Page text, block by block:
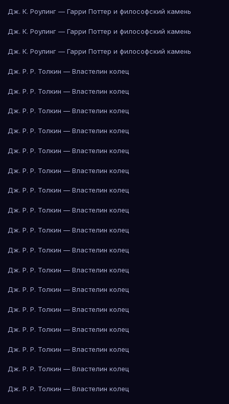
Дж. К. Роулинг — Гарри Поттер и философский камень
Дж. К. Роулинг — Гарри Поттер и философский камень
Дж. К. Роулинг — Гарри Поттер и философский камень
Дж. Р. Р. Толкин — Властелин колец
Дж. Р. Р. Толкин — Властелин колец
Дж. Р. Р. Толкин — Властелин колец
Дж. Р. Р. Толкин — Властелин колец
Дж. Р. Р. Толкин — Властелин колец
Дж. Р. Р. Толкин — Властелин колец
Дж. Р. Р. Толкин — Властелин колец
Дж. Р. Р. Толкин — Властелин колец
Дж. Р. Р. Толкин — Властелин колец
Дж. Р. Р. Толкин — Властелин колец
Дж. Р. Р. Толкин — Властелин колец
Дж. Р. Р. Толкин — Властелин колец
Дж. Р. Р. Толкин — Властелин колец
Дж. Р. Р. Толкин — Властелин колец
Дж. Р. Р. Толкин — Властелин колец
Дж. Р. Р. Толкин — Властелин колец
Дж. Р. Р. Толкин — Властелин колец